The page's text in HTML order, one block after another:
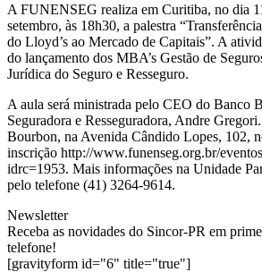
A FUNENSEG realiza em Curitiba, no dia
setembro, às 18h30, a palestra
do Lloyd’s ao Mercado de Capitais”. A
do lançamento dos MBA’s Gestão de
Jurídica do Seguro e Resseguro.
A aula será ministrada pelo CEO do Banco
Seguradora e Resseguradora, Andre
Bourbon, na Avenida Cândido Lopes, 102,
inscrição http://www.funenseg.org.br/
idrc=1953. Mais informações na Unidade
pelo telefone (41) 3264-9614.
Newsletter
Receba as novidades do Sincor-PR em
telefone!
[gravityform id="6" title="true"]